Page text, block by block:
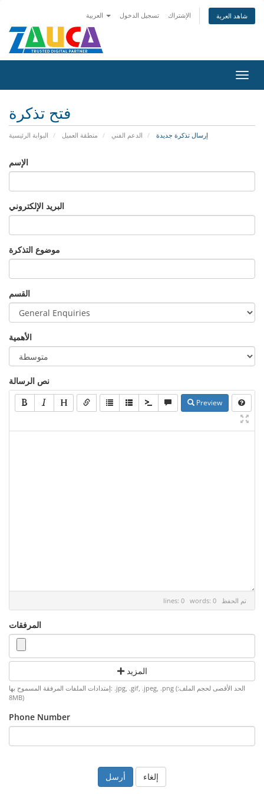
تسجيل الدخول الإشتراك شاهد العربة
تبديل
التنقل
فتح تذكرة
البوابة الرئيسية منطقة العميل الدعم الفني إرسال تذكرة جديدة
الإسم
البريد الإلكتروني
موضوع التذكرة
القسم
الأهمية
نص الرسالة
Preview
lines: 0 words: 0 تم الحفظ
المرفقات
المزيد
إمتدادات الملفات المرفقة المسموح بها: .jpg, .gif, .jpeg, .png (الحد الأقصى لحجم الملف:
8MB)
Phone Number
إلغاء